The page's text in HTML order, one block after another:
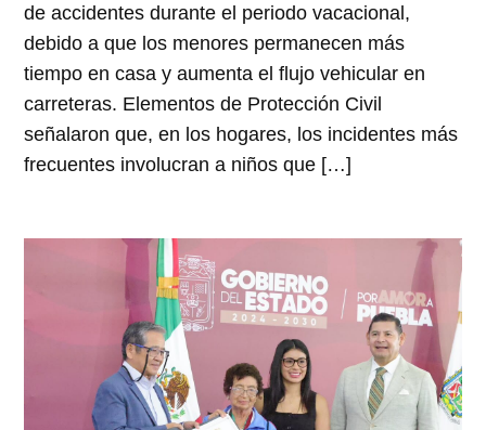
de accidentes durante el periodo vacacional,
debido a que los menores permanecen más
tiempo en casa y aumenta el flujo vehicular en
carreteras. Elementos de Protección Civil
señalaron que, en los hogares, los incidentes más
frecuentes involucran a niños que […]